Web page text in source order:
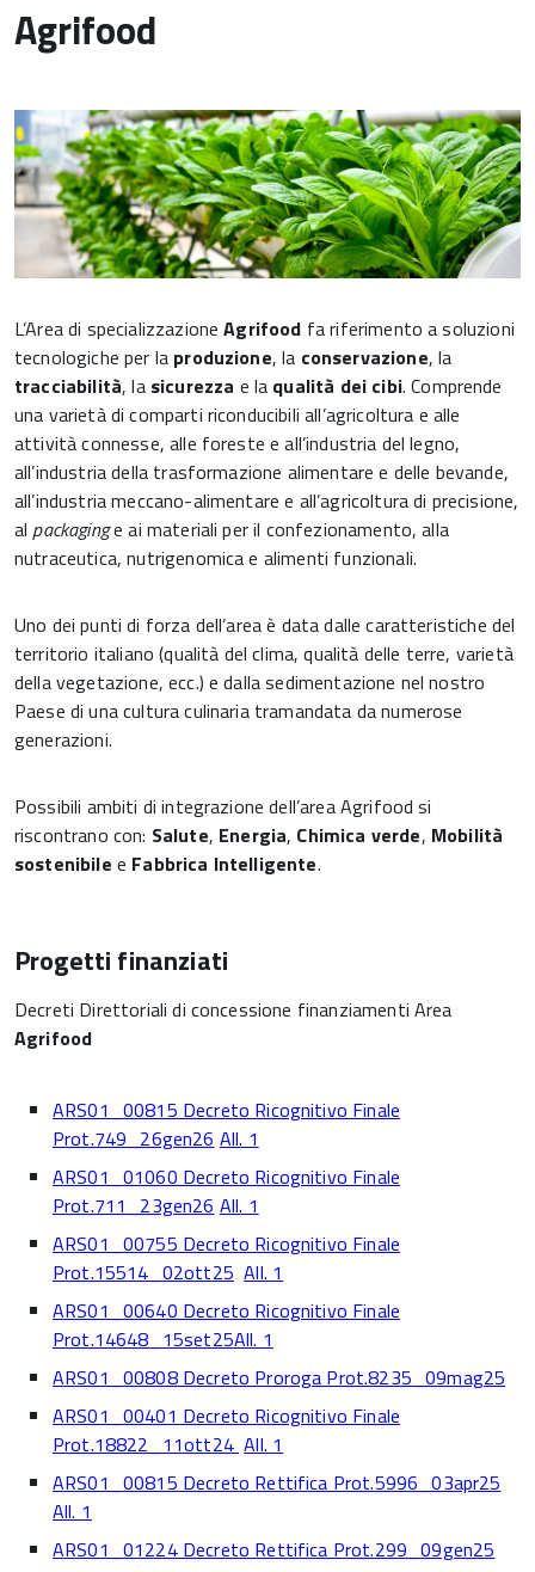
Agrifood
L’Area di specializzazioneAgrifood fa riferimento a soluzioni
tecnologiche per la produzione, la conservazione, la
tracciabilità, la sicurezza e la qualità dei cibi. Comprende
una varietà di comparti riconducibili all’agricoltura e alle
attività connesse, alle foreste e all’industria del legno,
all’industria della trasformazione alimentare e delle bevande,
all’industria meccano-alimentare e all’agricoltura di precisione,
alpackaginge ai materiali per il confezionamento, alla
nutraceutica, nutrigenomica e alimenti funzionali.
Uno dei punti di forza dell’area è data dalle caratteristiche del
territorio italiano (qualità del clima, qualità delle terre, varietà
della vegetazione, ecc.) e dalla sedimentazione nel nostro
Paese di una cultura culinaria tramandata da numerose
generazioni.
Possibili ambiti di integrazione dell’area Agrifood si
riscontrano con: Salute, Energia, Chimica verde, Mobilità
sostenibile e Fabbrica Intelligente.
Progetti finanziati
Decreti Direttoriali di concessione finanziamenti Area
Agrifood
ARS01_00815 Decreto Ricognitivo Finale
Prot.749_26gen26 All. 1
ARS01_01060 Decreto Ricognitivo Finale
Prot.711_23gen26 All. 1
ARS01_00755 Decreto Ricognitivo Finale
Prot.15514_02ott25 All. 1
ARS01_00640 Decreto Ricognitivo Finale
Prot.14648_15set25All. 1
ARS01_00808 Decreto Proroga Prot.8235_09mag25
ARS01_00401 Decreto Ricognitivo Finale
Prot.18822_11ott24 All. 1
ARS01_00815 Decreto Rettifica Prot.5996_03apr25
All. 1
ARS01_01224 Decreto Rettifica Prot.299_09gen25